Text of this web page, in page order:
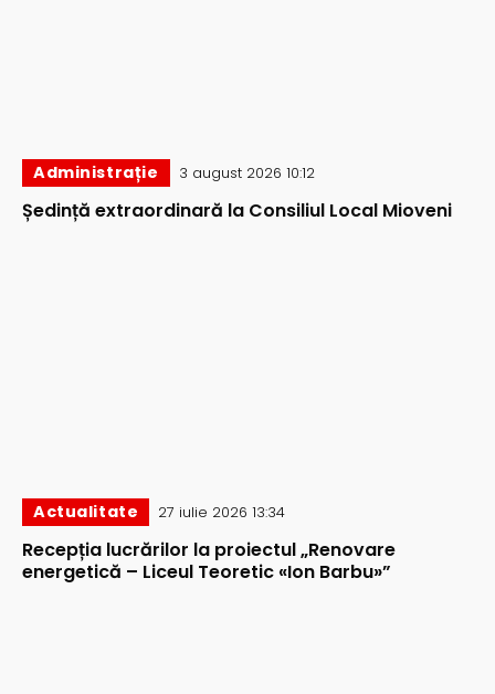
Administrație 3 august 2026 10:12
Ședință extraordinară la Consiliul Local Mioveni
Actualitate 27 iulie 2026 13:34
Recepția lucrărilor la proiectul „Renovare
energetică – Liceul Teoretic «Ion Barbu»”